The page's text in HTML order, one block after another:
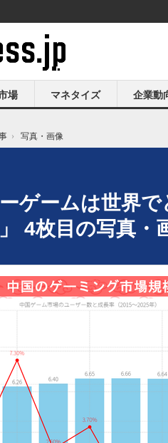
場 マネタイズ 企業動
› 写真・画像
ゲームは世界
4枚目の写真・